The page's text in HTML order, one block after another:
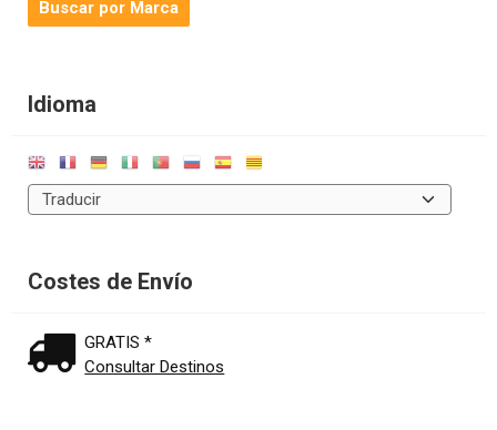
Idioma
Costes de Envío
GRATIS *
Consultar Destinos